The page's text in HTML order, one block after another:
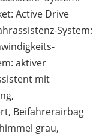
Active Drive
System:
aktiver
mit
Beifahrerairbag
grau,